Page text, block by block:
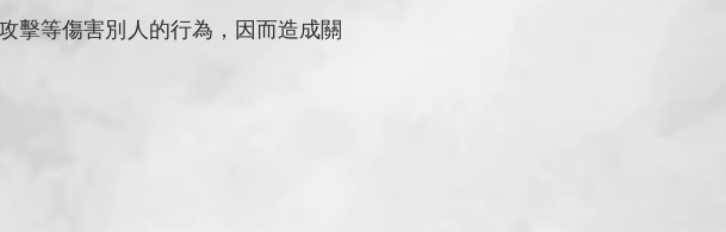
擊等傷害別人的行為，因而造成關